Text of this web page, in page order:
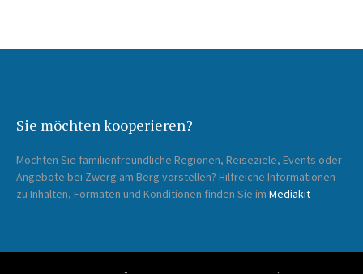
Sie möchten kooperieren?
Möchten Sie familienfreundliche Regionen, Reiseziele, Events oder
Angebote bei Zwerg am Berg vorstellen? Hilfreiche Informationen
zu Inhalten, Formaten und Konditionen finden Sie im Mediakit